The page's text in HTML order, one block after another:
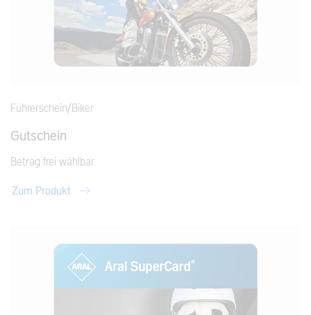
Führerschein/Biker
Gutschein
Betrag frei wählbar
Zum Produkt